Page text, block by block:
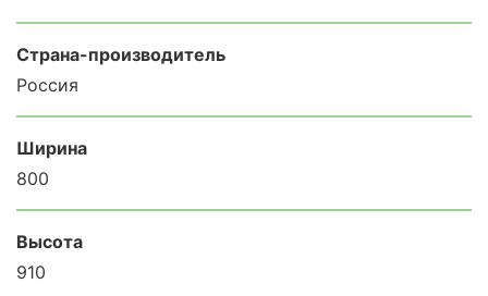
Страна-производитель
Россия
Ширина
800
Высота
910